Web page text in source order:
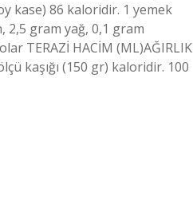
kase) 86 kaloridir. 1 yemek
2,5 gram yağ, 0,1 gram
TERAZİ HACİM (ML)AĞIRLIK
kaşığı (150 gr) kaloridir. 100